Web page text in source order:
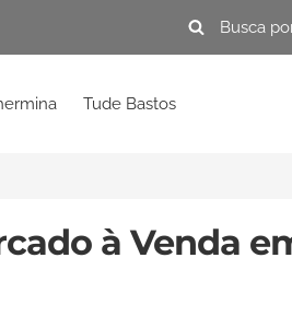
Tude Bastos
à Venda